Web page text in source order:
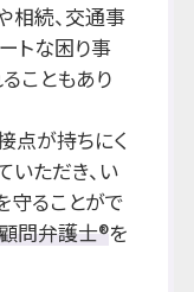
相続、交通事
トな困り事
こともあり
点が持ちにく
いただき、い
守ることがで
問弁護士®を